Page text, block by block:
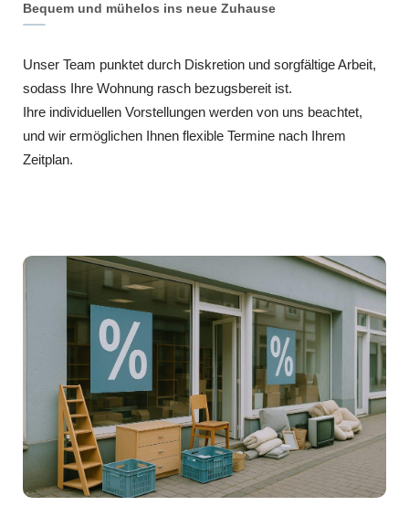
Bequem und mühelos ins neue Zuhause
Unser Team punktet durch Diskretion und sorgfältige Arbeit,
sodass Ihre Wohnung rasch bezugsbereit ist.
Ihre individuellen Vorstellungen werden von uns beachtet,
und wir ermöglichen Ihnen flexible Termine nach Ihrem
Zeitplan.